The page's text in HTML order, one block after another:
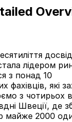
лідером
з понад 10
фахівців, які
з чотирьох
Швеції, де
майже 2000